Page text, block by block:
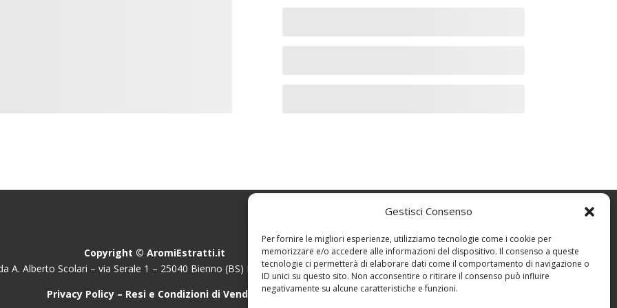
Gestisci Consenso
Per fornire le migliori esperienze, utilizziamo tecnologie come i cookie per
memorizzare e/o accedere alle informazioni del dispositivo. Il consenso a queste
tecnologie ci permetterà di elaborare dati come il comportamento di navigazione o
ID unici su questo sito. Non acconsentire o ritirare il consenso può influire
negativamente su alcune caratteristiche e funzioni.
Copyright © AromiEstratti.it
A. Alberto Scolari – via Serale 1 – 25040 Bienno (BS) P.IVA: 03777530985
Privacy Policy – Resi e Condizioni di Vendita